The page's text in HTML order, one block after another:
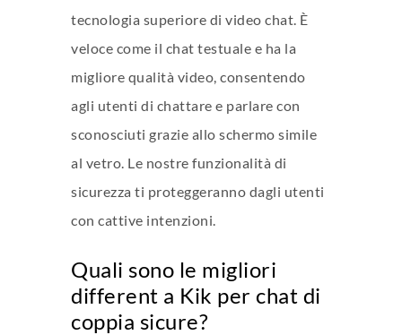
tecnologia superiore di video chat. È
veloce come il chat testuale e ha la
migliore qualità video, consentendo
agli utenti di chattare e parlare con
sconosciuti grazie allo schermo simile
al vetro. Le nostre funzionalità di
sicurezza ti proteggeranno dagli utenti
con cattive intenzioni.
Quali sono le migliori
different a Kik per chat di
coppia sicure?